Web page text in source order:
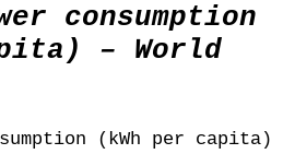
consumption
– World
(kWh per capita)